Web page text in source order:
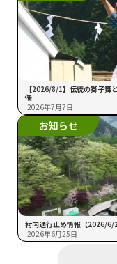
【2026/8/1】伝統の獅子舞
催
2026年7月7日
お知らせ
村内通行止め情報【2026/6/
2026年6月25日